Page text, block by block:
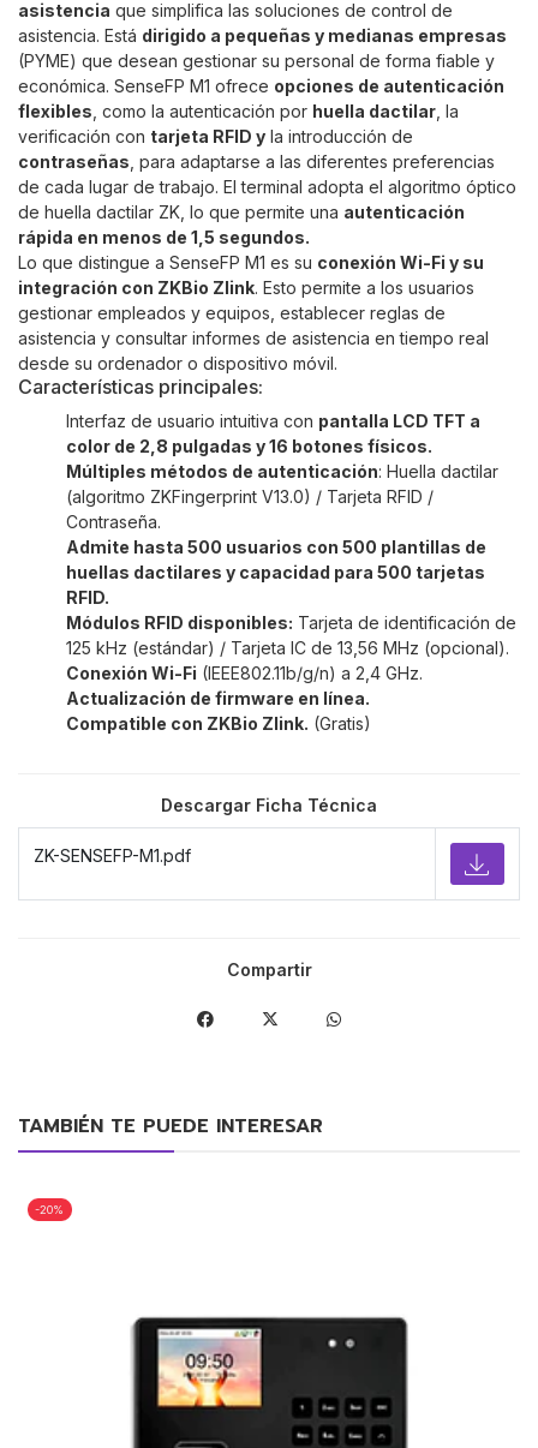
asistencia que simplifica las soluciones de control de
asistencia. Está dirigido a pequeñas y medianas empresas
(PYME) que desean gestionar su personal de forma fiable y
económica. SenseFP M1 ofrece opciones de autenticación
flexibles , como la autenticación por huella dactilar , la
verificación con tarjeta RFID y la introducción de
contraseñas , para adaptarse a las diferentes preferencias
de cada lugar de trabajo. El terminal adopta el algoritmo óptico
de huella dactilar ZK, lo que permite una autenticación
rápida en menos de 1,5 segundos.
Lo que distingue a SenseFP M1 es su conexión Wi-Fi y su
integración con ZKBio Zlink. Esto permite a los usuarios
gestionar empleados y equipos, establecer reglas de
asistencia y consultar informes de asistencia en tiempo real
desde su ordenador o dispositivo móvil.
Características principales:
Interfaz de usuario intuitiva con pantalla LCD TFT a
color de 2,8 pulgadas y 16 botones físicos.
Múltiples métodos de autenticación: Huella dactilar
(algoritmo ZKFingerprint V13.0) / Tarjeta RFID /
Contraseña.
Admite hasta 500 usuarios con 500 plantillas de
huellas dactilares y capacidad para 500 tarjetas
RFID.
Módulos RFID disponibles: Tarjeta de identificación de
125 kHz (estándar) / Tarjeta IC de 13,56 MHz (opcional).
Conexión Wi-Fi (IEEE802.11b/g/n) a 2,4 GHz.
Actualización de firmware en línea.
Compatible con ZKBio Zlink. (Gratis)
Descargar Ficha Técnica
ZK-SENSEFP-M1.pdf
Compartir
TAMBIÉN TE PUEDE INTERESAR
-20%